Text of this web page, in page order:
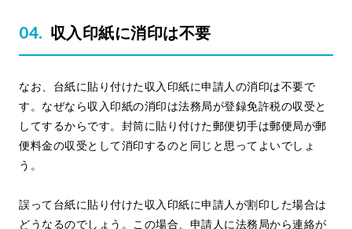
収入印紙に消印は不要
なお、台紙に貼り付けた収入印紙に申請人の消印は不要で
す。なぜなら収入印紙の消印は法務局が登録免許税の収受と
してするからです。封筒に貼り付けた郵便切手は郵便局が郵
便料金の収受として消印するのと同じと思ってよいでしょ
う。
誤って台紙に貼り付けた収入印紙に申請人が割印した場合は
どうなるのでしょう。この場合、申請人に法務局から連絡が